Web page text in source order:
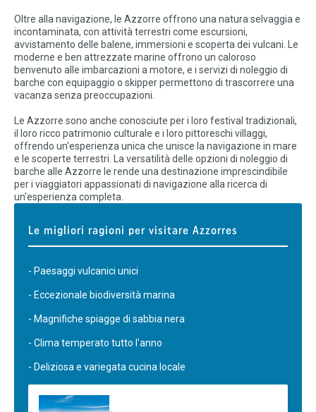
Oltre alla navigazione, le Azzorre offrono una natura selvaggia e
incontaminata, con attività terrestri come escursioni,
avvistamento delle balene, immersioni e scoperta dei vulcani. Le
moderne e ben attrezzate marine offrono un caloroso
benvenuto alle imbarcazioni a motore, e i servizi di noleggio di
barche con equipaggio o skipper permettono di trascorrere una
vacanza senza preoccupazioni.
Le Azzorre sono anche conosciute per i loro festival tradizionali,
il loro ricco patrimonio culturale e i loro pittoreschi villaggi,
offrendo un'esperienza unica che unisce la navigazione in mare
e le scoperte terrestri. La versatilità delle opzioni di noleggio di
barche alle Azzorre le rende una destinazione imprescindibile
per i viaggiatori appassionati di navigazione alla ricerca di
un'esperienza completa.
Le migliori ragioni per visitare Azzorres
- Paesaggi vulcanici unici
- Eccezionale biodiversità marina
- Magnifiche spiagge di sabbia nera
- Clima temperato tutto l'anno
- Deliziosa e variegata cucina locale